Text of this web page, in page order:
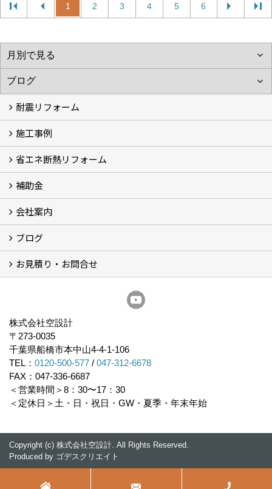
1 2 3 4 5 6
耐震リフォーム
空設計の耐震診断
耐震診断と耐震補強 動画
耐震診断レポート
減災セミナー・耐震基準と熊本地震 動画
耐震診断と耐震補強 解説
耐震診断Q&A
施工事例
施工事例
浴室の劣化改修と耐震補強 動画
浴室の劣化改修と耐震補強①
浴室の劣化改修と耐震補強②
省エネ断熱リフォーム
省エネ診断
省エネリフォーム
補助金
住宅性能表示制度
住宅断熱改修促進事業補助金2026
給湯省エネ2026
先進的窓リノベ2026
長期優良住宅化リフォーム推進事業
市川市耐震補助金
船橋市耐震補助金
浦安市耐震補助金
松戸市耐震補助金
四街道市耐震補助金
佐倉市耐震補助金
成田市耐震補助金
会社案内
経営理念／ご挨拶
会社概要
メディア掲載
リフォーム産業新聞掲載
表彰
スタッフ紹介
アクセス
不動産探し
プライバシーポリシー
ブログ
いちかわ新聞連載コラム
人生の歩き方
空設計通信
まもりとそなえ
豆知識
お見積り・お問合せ
耐震省エネ補助金無料相談会
株式会社空設計
〒273-0035
千葉県船橋市本中山4-4-1-106
TEL： 0120-500-577 / 047-312-6678
FAX：047-336-6687
＜営業時間＞8：30〜17：30
＜定休日＞土・日・祝日・GW・夏季・年末年始
Copyright (c) 株式会社空設計. All Rights Reserved.
Produced by ゴデスクリエイト